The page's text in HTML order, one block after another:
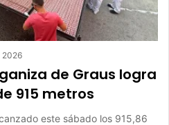
2026
de Graus logra
915 metros
este sábado los 915,86